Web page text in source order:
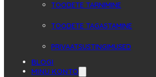
TOODETE TARNIMINE
TOODETE TAGASTAMINE
PRIVAATSUSTINGIMUSED
BLOGI
MINU KONTO